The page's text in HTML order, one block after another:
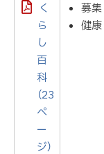
く
ら
し
百
科
（23
ペ
ー
ジ）
募集
健康